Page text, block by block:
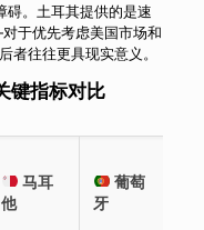
碍。土耳其提供的是速
于优先考虑美国市场和
者往往更具现实意义。
键指标对比
马耳
他
葡萄
牙